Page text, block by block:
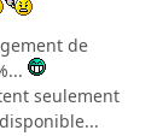
de
seulement